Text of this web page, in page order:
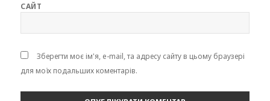
САЙТ
Зберегти моє ім'я, e-mail, та адресу сайту в цьому браузері
для моїх подальших коментарів.